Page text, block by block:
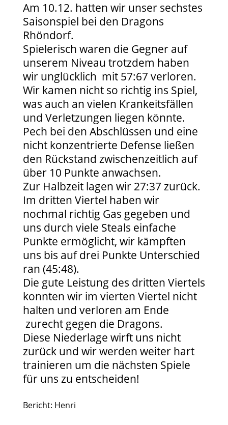
Am 10.12. hatten wir unser sechstes
Saisonspiel bei den Dragons
Rhöndorf.
Spielerisch waren die Gegner auf
unserem Niveau trotzdem haben
wir unglücklich mit 57:67 verloren.
Wir kamen nicht so richtig ins Spiel,
was auch an vielen Krankeitsfällen
und Verletzungen liegen könnte.
Pech bei den Abschlüssen und eine
nicht konzentrierte Defense ließen
den Rückstand zwischenzeitlich auf
über 10 Punkte anwachsen.
Zur Halbzeit lagen wir 27:37 zurück.
Im dritten Viertel haben wir
nochmal richtig Gas gegeben und
uns durch viele Steals einfache
Punkte ermöglicht, wir kämpften
uns bis auf drei Punkte Unterschied
ran (45:48).
Die gute Leistung des dritten Viertels
konnten wir im vierten Viertel nicht
halten und verloren am Ende
zurecht gegen die Dragons.
Diese Niederlage wirft uns nicht
zurück und wir werden weiter hart
trainieren um die nächsten Spiele
für uns zu entscheiden!
Bericht: Henri